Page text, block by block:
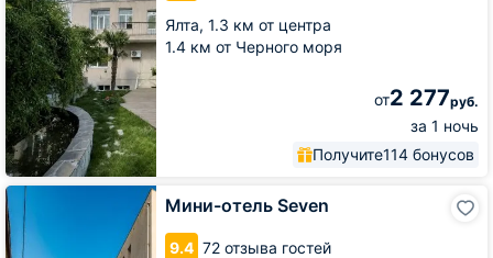
Ялта, 1.3 км от центра
1.4 км от Черного моря
от2 277руб.
за 1 ночь
Получите114 бонусов
Мини-отель Seven
9.4 72 отзыва гостей
Мини-
отель
Seven